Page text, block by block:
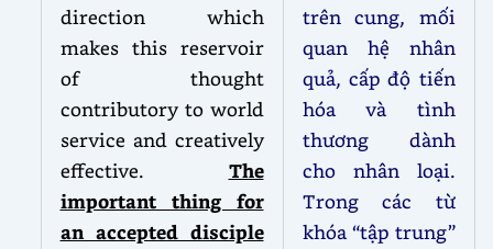
direction which
makes this reservoir
of thought
contributory to world
service and creatively
effective. The
important thing for
an accepted disciple
trên cung, mối
quan hệ nhân
quả, cấp độ tiến
hóa và tình
thương dành
cho nhân loại.
Trong các từ
khóa “tập trung”